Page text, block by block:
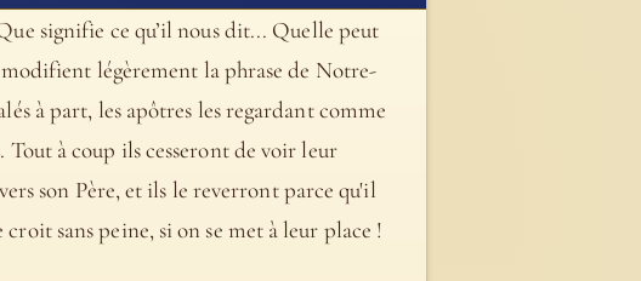
signifie ce qu’il nous dit... Quelle peut
légèrement la phrase de Notre-
à part, les apôtres les regardant comme
à coup ils cesseront de voir leur
son Père, et ils le reverront parce qu'il
sans peine, si on se met à leur place !